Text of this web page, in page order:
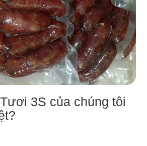
3S của chúng tôi